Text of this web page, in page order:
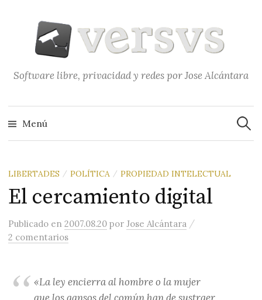
contenido
Software libre, privacidad y redes por Jose Alcántara
Menú
LIBERTADES / POLÍTICA / PROPIEDAD INTELECTUAL
El cercamiento digital
Publicado en2007.08.20 porJose Alcántara /
2 comentarios
«La ley encierra al hombre o la mujer